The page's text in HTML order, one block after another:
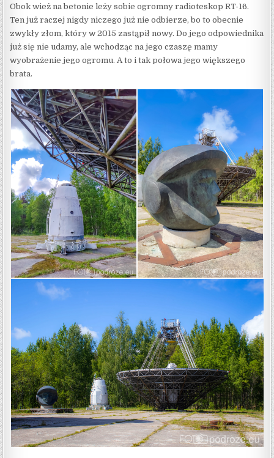
Obok wież na betonie leży sobie ogromny radioteskop RT-16.
Ten już raczej nigdy niczego już nie odbierze, bo to obecnie
zwykły złom, który w 2015 zastąpił nowy. Do jego odpowiednika
już się nie udamy, ale wchodząc na jego czaszę mamy
wyobrażenie jego ogromu. A to i tak połowa jego większego
brata.